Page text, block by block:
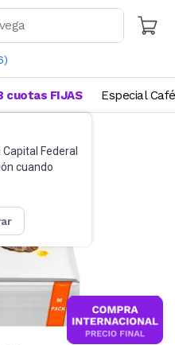
)
Capital Federal
cuando
cuotas FIJAS Especial Café